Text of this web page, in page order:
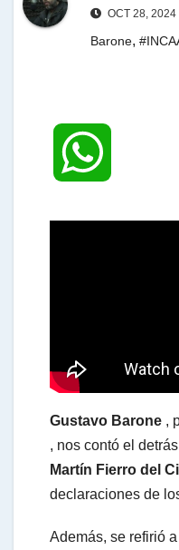
OCT 28, 2024
Barone,
A
p
Gustavo Barone ,
, nos contó el
Martín Fierro del
declaraciones de
Además, se refirió